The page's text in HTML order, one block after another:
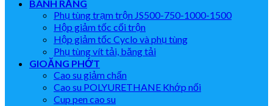
BÁNH RĂNG
Phụ tùng trạm trộn JS500-750-1000-1500
Hộp giảm tốc cối trộn
Hộp giảm tốc Cyclo và phụ tùng
Phụ tùng vít tải, băng tải
GIOĂNG PHỚT
Cao su giảm chấn
Cao su POLYURETHANE Khớp nối
Cup pen cao su